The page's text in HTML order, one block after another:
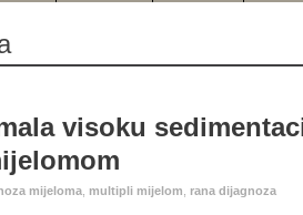
visoku
mijeloma multipli mijelom rana dijagnoza